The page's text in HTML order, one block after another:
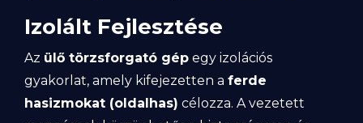
Izolált Fejlesztése
Az ülő törzsforgató gép egy izolációs
gyakorlat, amely kifejezetten a ferde
hasizmokat (oldalhas) célozza. A vezetett